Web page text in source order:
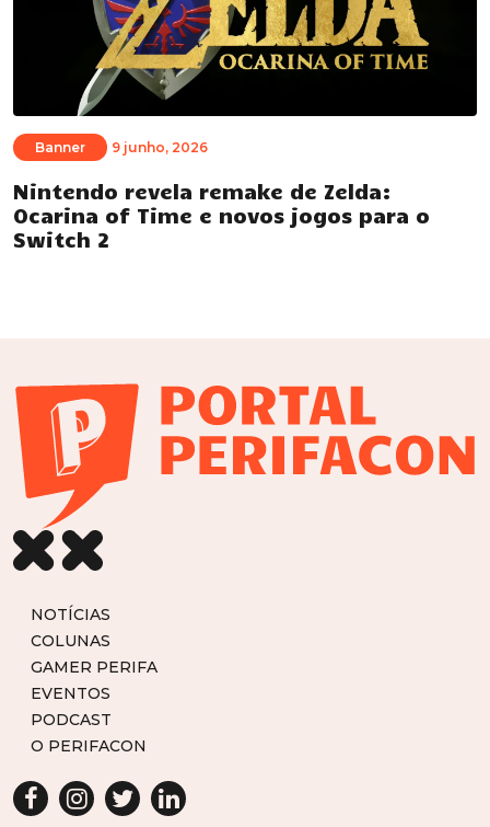
Banner 9 junho, 2026
Nintendo revela remake de Zelda:
Ocarina of Time e novos jogos para o
Switch 2
NOTÍCIAS
COLUNAS
GAMER PERIFA
EVENTOS
PODCAST
O PERIFACON